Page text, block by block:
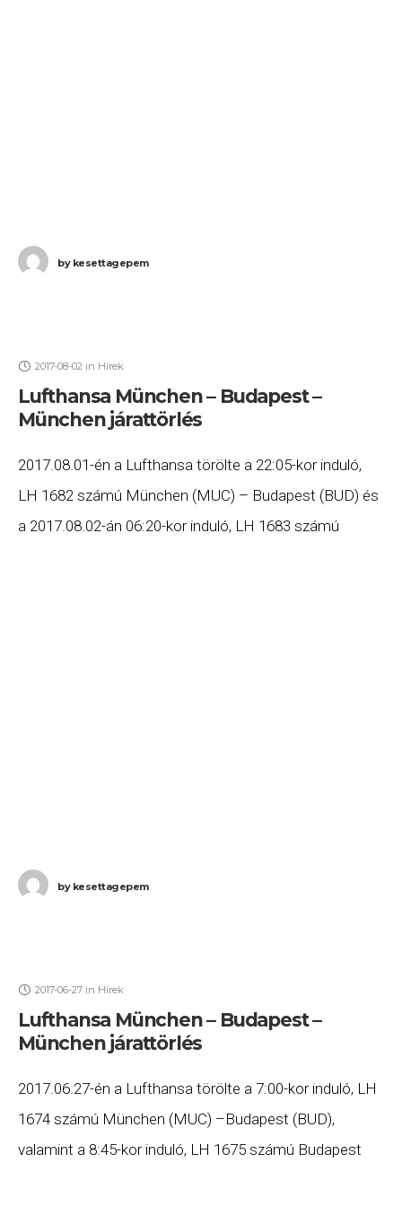
bykesettagepem
2017-08-02 in Hírek
Lufthansa München – Budapest –
München járattörlés
2017.08.01-én a Lufthansa törölte a 22:05-kor induló,
LH 1682 számú München (MUC) – Budapest (BUD) és
a 2017.08.02-án 06:20-kor induló, LH 1683 számú
bykesettagepem
2017-06-27 in Hírek
Lufthansa München – Budapest –
München járattörlés
2017.06.27-én a Lufthansa törölte a 7:00-kor induló, LH
1674 számú München (MUC) –Budapest (BUD),
valamint a 8:45-kor induló, LH 1675 számú Budapest